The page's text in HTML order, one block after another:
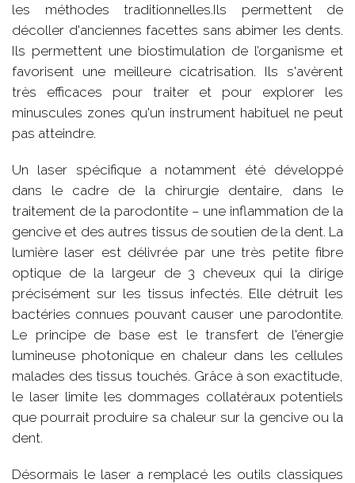
les méthodes traditionnelles.Ils permettent de
décoller d'anciennes facettes sans abimer les dents.
Ils permettent une biostimulation de l’organisme et
favorisent une meilleure cicatrisation. Ils s'avèrent
très efficaces pour traiter et pour explorer les
minuscules zones qu'un instrument habituel ne peut
pas atteindre.
Un laser spécifique a notamment été développé
dans le cadre de la chirurgie dentaire, dans le
traitement de la parodontite – une inflammation de la
gencive et des autres tissus de soutien de la dent. La
lumière laser est délivrée par une très petite fibre
optique de la largeur de 3 cheveux qui la dirige
précisément sur les tissus infectés. Elle détruit les
bactéries connues pouvant causer une parodontite.
Le principe de base est le transfert de l'énergie
lumineuse photonique en chaleur dans les cellules
malades des tissus touchés. Grâce à son exactitude,
le laser limite les dommages collatéraux potentiels
que pourrait produire sa chaleur sur la gencive ou la
dent.
Désormais le laser a remplacé les outils classiques